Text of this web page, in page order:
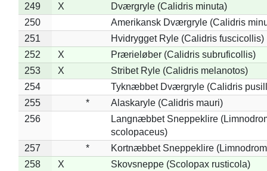
249
X
Dværgryle (Calidris minuta)
250
Amerikansk Dværgryle (Calidris
251
Hvidrygget Ryle (Calidris fuscicollis)
252
X
Prærieløber (Calidris subruficollis)
253
X
Stribet Ryle (Calidris melanotos)
254
Tyknæbbet Dværgryle (Calidris
255
*
Alaskaryle (Calidris mauri)
256
Langnæbbet Sneppeklire
scolopaceus)
257
*
Kortnæbbet Sneppeklire
258
X
Skovsneppe (Scolopax rusticola)